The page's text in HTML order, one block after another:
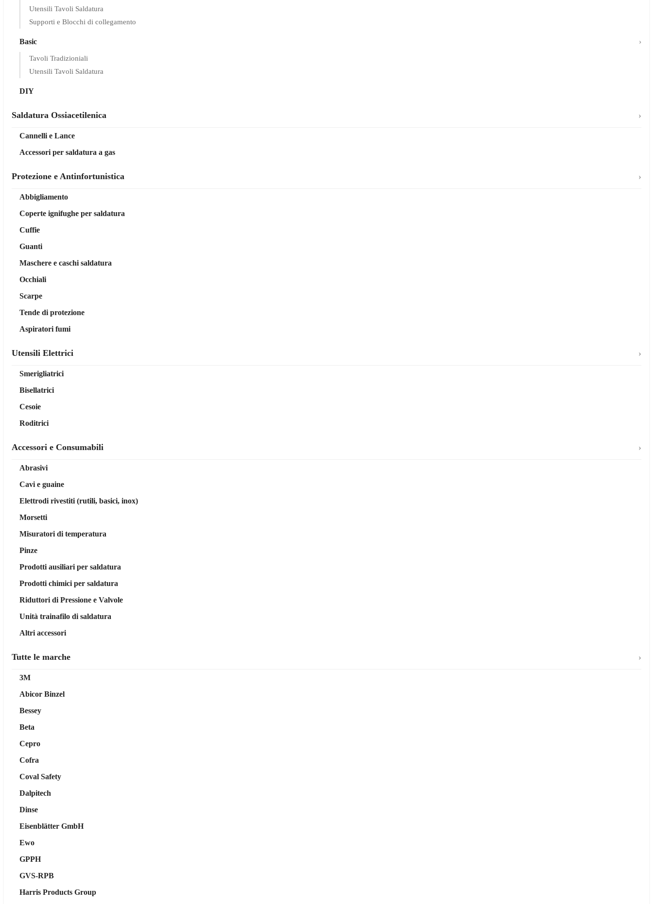
Utensili Tavoli Saldatura
Supporti e Blocchi di collegamento
Basic
Tavoli Tradizioniali
Utensili Tavoli Saldatura
DIY
Saldatura Ossiacetilenica
Cannelli e Lance
Accessori per saldatura a gas
Protezione e Antinfortunistica
Abbigliamento
Coperte ignifughe per saldatura
Cuffie
Guanti
Maschere e caschi saldatura
Occhiali
Scarpe
Tende di protezione
Aspiratori fumi
Utensili Elettrici
Smerigliatrici
Bisellatrici
Cesoie
Roditrici
Accessori e Consumabili
Abrasivi
Cavi e guaine
Elettrodi rivestiti (rutili, basici, inox)
Morsetti
Misuratori di temperatura
Pinze
Prodotti ausiliari per saldatura
Prodotti chimici per saldatura
Riduttori di Pressione e Valvole
Unità trainafilo di saldatura
Altri accessori
Tutte le marche
3M
Abicor Binzel
Bessey
Beta
Cepro
Cofra
Coval Safety
Dalpitech
Dinse
Eisenblätter GmbH
Ewo
GPPH
GVS-RPB
Harris Products Group